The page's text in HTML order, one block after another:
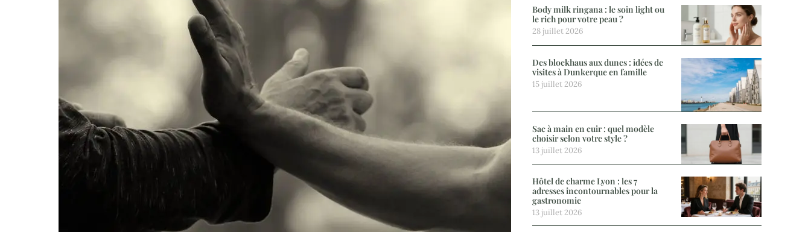
Body milk ringana : le soin light ou
le rich pour votre peau ?
28 juillet 2026
Des blockhaus aux dunes : idées de
visites à Dunkerque en famille
15 juillet 2026
Sac à main en cuir : quel modèle
choisir selon votre style ?
13 juillet 2026
Hôtel de charme Lyon : les 7
adresses incontournables pour la
gastronomie
13 juillet 2026